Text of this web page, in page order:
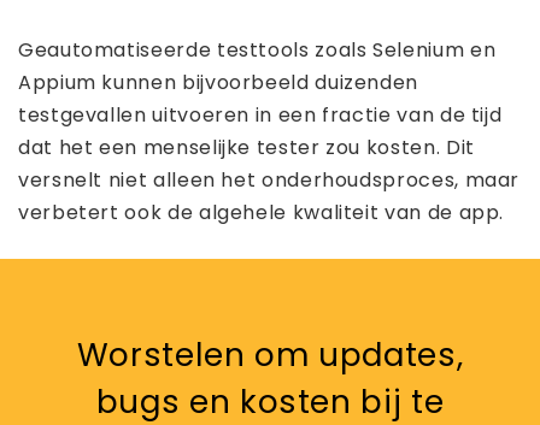
Geautomatiseerde testtools zoals Selenium en
Appium kunnen bijvoorbeeld duizenden
testgevallen uitvoeren in een fractie van de tijd
dat het een menselijke tester zou kosten. Dit
versnelt niet alleen het onderhoudsproces, maar
verbetert ook de algehele kwaliteit van de app.
Worstelen om updates,
bugs en kosten bij te